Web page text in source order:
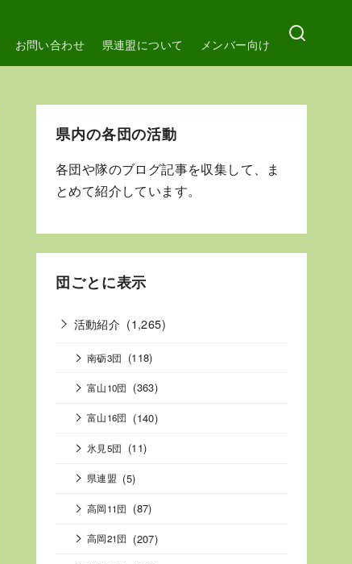
お問い合わせ 県連盟について メンバー向け
県内の各団の活動
各団や隊のブログ記事を収集して、ま
とめて紹介しています。
団ごとに表示
活動紹介 (1,265)
南砺3団 (118)
富山10団 (363)
富山16団 (140)
氷見5団 (11)
県連盟 (5)
高岡11団 (87)
高岡21団 (207)